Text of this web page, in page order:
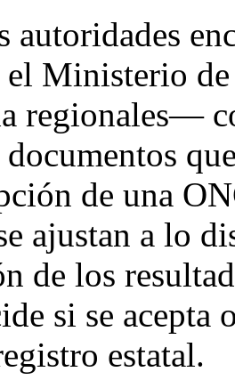
autoridades
el Ministerio
regionales—
de una
ajustan a lo
de los
si se
estatal.